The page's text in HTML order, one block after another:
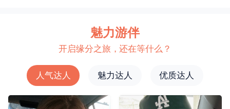
魅力游伴
开启缘分之旅，还在等什么？
人气达人 魅力达人 优质达人